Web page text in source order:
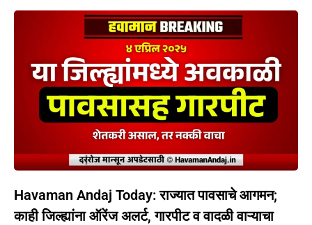
Havaman Andaj Today: राज्यात पावसाचे आगमन;
काही जिल्ह्यांना ऑरेंज अलर्ट, गारपीट व वादळी वाऱ्याचा